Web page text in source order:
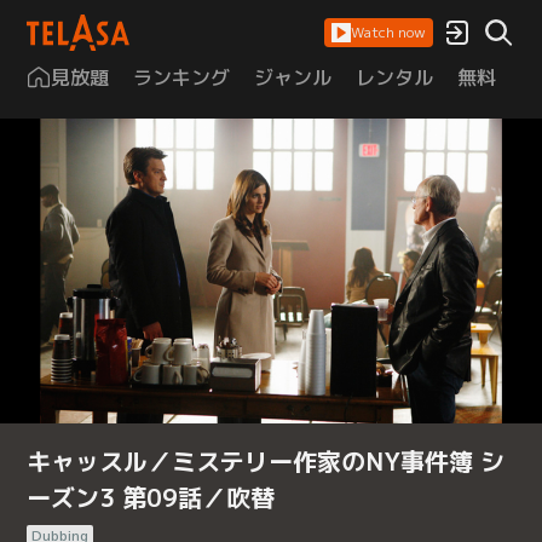
Watch now
見放題 ランキング ジャンル レンタル 無料
キャッスル／ミステリー作家のNY事件簿 シ
ーズン3 第09話／吹替
Dubbing